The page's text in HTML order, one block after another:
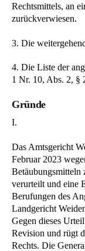
Rechtsmittels, an
zurückverwiesen.
3. Die
4. Die Liste der
1 Nr. 10, Abs. 2, §
Gründe
I.
Das Amtsgericht
Februar 2023
Betäubungsmitteln
verurteilt und eine
Berufungen des
Landgericht
Gegen dieses
Revision und rügt
Rechts. Die